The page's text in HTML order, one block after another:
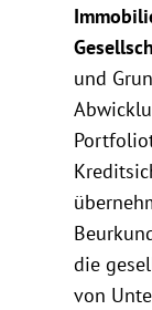
und
die
von